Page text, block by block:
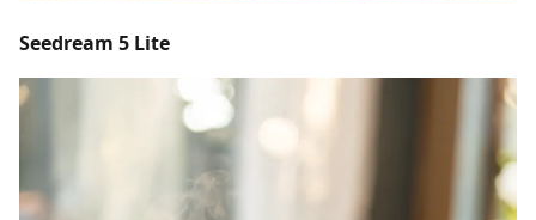
Seedream 5 Lite